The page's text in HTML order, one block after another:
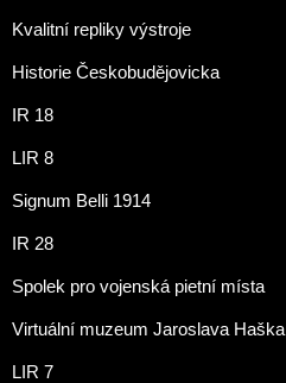
Kvalitní repliky výstroje
Historie Českobudějovicka
IR 18
LIR 8
Signum Belli 1914
IR 28
Spolek pro vojenská pietní místa
Virtuální muzeum Jaroslava Haška
LIR 7